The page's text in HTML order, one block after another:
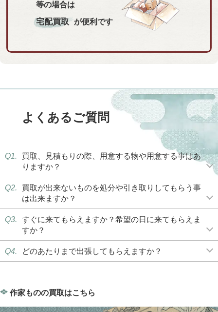
等の場合は
宅配買取 が便利です
よくあるご質問
Q1.
買取、見積もりの際、用意する物や用意する事はあ
りますか？
Q2.
買取が出来ないものを処分や引き取りしてもらう事
は出来ますか？
Q3.
すぐに来てもらえますか？希望の日に来てもらえま
すか？
Q4. どのあたりまで出張してもらえますか？
作家ものの買取はこちら